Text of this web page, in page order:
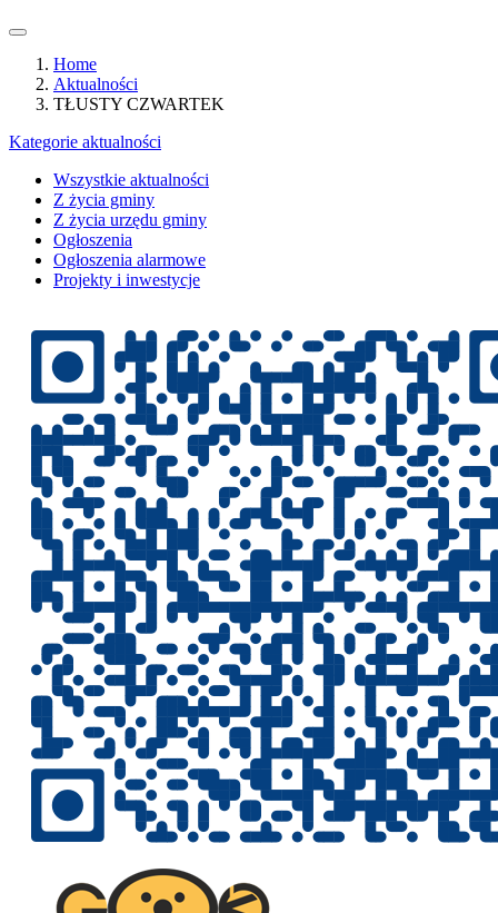
Home
Aktualności
TŁUSTY CZWARTEK
Kategorie aktualności
Wszystkie aktualności
Z życia gminy
Z życia urzędu gminy
Ogłoszenia
Ogłoszenia alarmowe
Projekty i inwestycje